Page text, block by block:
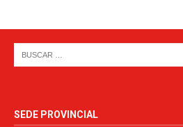
SEDE PROVINCIAL